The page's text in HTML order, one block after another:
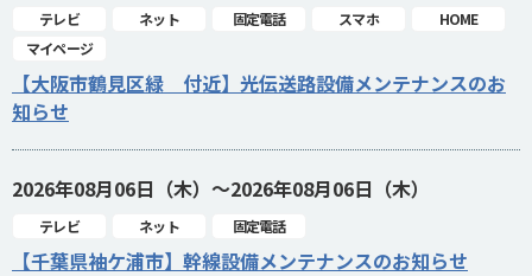
テレビ ネット 固定電話 スマホ
HOME
マイページ
【大阪市鶴見区緑 付近】光伝送路設備メンテナンスのお
知らせ
2026年08月06日（木）～2026年08月06日（木）
テレビ ネット 固定電話
【千葉県袖ケ浦市】幹線設備メンテナンスのお知らせ